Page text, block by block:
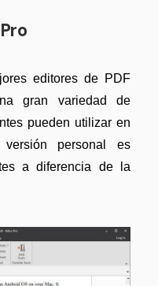
editores de PDF
gran variedad de
pueden utilizar en
personal es
a diferencia de la